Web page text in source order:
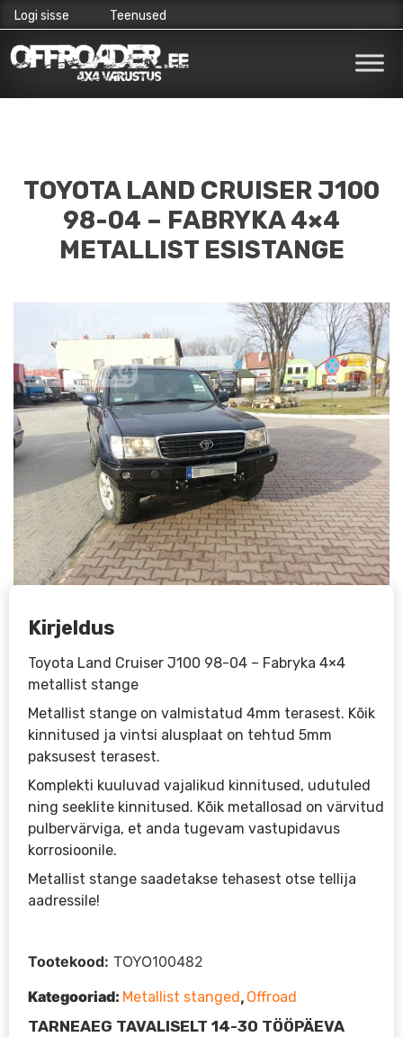
to
Logi sisse Teenused
TOYOTA LAND CRUISER J100
98-04 – FABRYKA 4×4
METALLIST ESISTANGE
Kirjeldus
Toyota Land Cruiser J100 98-04 – Fabryka 4×4
metallist stange
Metallist stange on valmistatud 4mm terasest. Kõik
kinnitused ja vintsi alusplaat on tehtud 5mm
paksusest terasest.
Komplekti kuuluvad vajalikud kinnitused, udutuled
ning seeklite kinnitused. Kõik metallosad on värvitud
pulbervärviga, et anda tugevam vastupidavus
korrosioonile.
Metallist stange saadetakse tehasest otse tellija
aadressile!
Tootekood: TOYO100482
Kategooriad: Metallist stanged, Offroad
TARNEAEG TAVALISELT 14-30 TÖÖPÄEVA